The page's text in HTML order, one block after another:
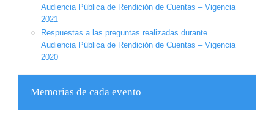
Audiencia Pública de Rendición de Cuentas – Vigencia
2021
Respuestas a las preguntas realizadas durante
Audiencia Pública de Rendición de Cuentas – Vigencia
2020
Memorias de cada evento